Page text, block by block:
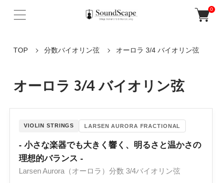
0
TOP 分数バイオリン弦 オーロラ 3/4 バイオリン弦
オーロラ 3/4 バイオリン弦
VIOLIN STRINGS LARSEN AURORA FRACTIONAL
- 小さな楽器でも大きく響く、明るさと温かさの
理想的バランス -
Larsen Aurora（オーロラ）分数 3/4バイオリン弦